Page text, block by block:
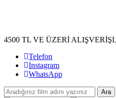
4500 TL VE ÜZERİ
Telefon
Instagram
WhatsApp
Ara